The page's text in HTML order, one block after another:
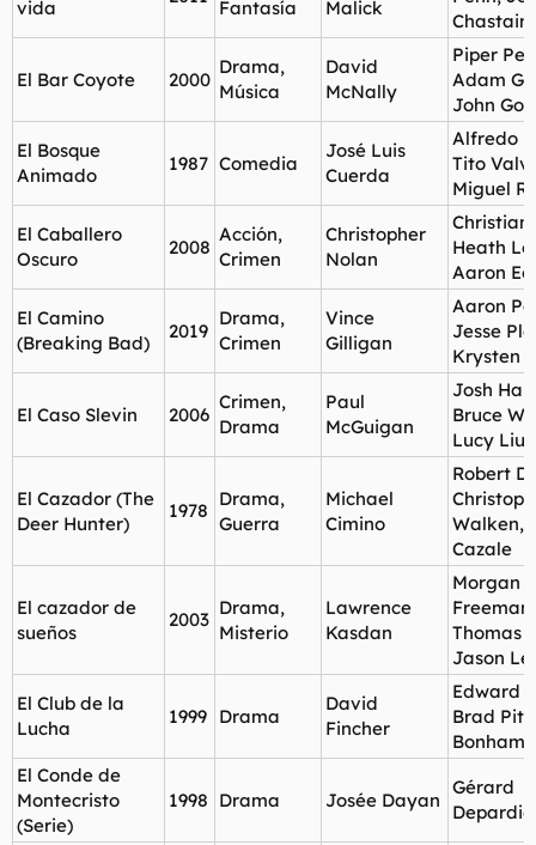
vida Fantasía Malick
Chastain
El Bar Coyote 2000
Drama,
Música
David
McNally
Piper
Adam
John
El Bosque
Animado
1987 Comedia
José Luis
Cuerda
Alfredo
Tito
Miguel
El Caballero
Oscuro
2008
Acción,
Crimen
Christopher
Nolan
Christian
Heath
Aaron
El Camino
(Breaking Bad)
2019
Drama,
Crimen
Vince
Gilligan
Aaron
Jesse
Krysten
El Caso Slevin 2006
Crimen,
Drama
Paul
McGuigan
Josh
Bruce
Lucy Liu
El Cazador (The
Deer Hunter)
1978
Drama,
Guerra
Michael
Cimino
Robert
Walken,
Cazale
El cazador de
sueños
2003
Drama,
Misterio
Lawrence
Kasdan
Morgan
Freeman,
Thomas
Jason
El Club de la
Lucha
1999 Drama
David
Fincher
Edward
Brad
Bonham
El Conde de
Montecristo
(Serie)
1998 Drama Josée Dayan
Gérard